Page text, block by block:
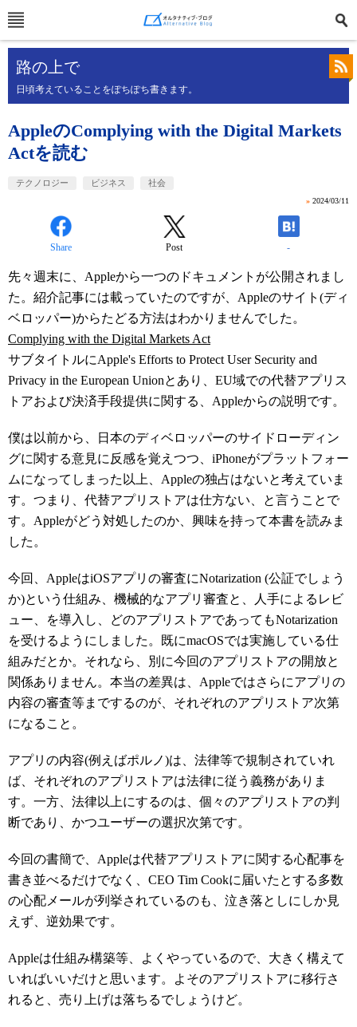
路の上で
日頃考えていることをぽちぽち書きます。
AppleのComplying with the Digital Markets
Actを読む
テクノロジー ビジネス 社会
» 2024/03/11
Share Post -
先々週末に、Appleから一つのドキュメントが公開されまし
た。紹介記事には載っていたのですが、Appleのサイト(ディ
ベロッパー)からたどる方法はわかりませんでした。
Complying with the Digital Markets Act
サブタイトルにApple's Efforts to Protect User Security and
Privacy in the European Unionとあり、EU域での代替アプリス
トアおよび決済手段提供に関する、Appleからの説明です。
僕は以前から、日本のディベロッパーのサイドローディン
グに関する意見に反感を覚えつつ、iPhoneがプラットフォー
ムになってしまった以上、Appleの独占はないと考えていま
す。つまり、代替アプリストアは仕方ない、と言うことで
す。Appleがどう対処したのか、興味を持って本書を読みま
した。
今回、AppleはiOSアプリの審査にNotarization (公証でしょう
か)という仕組み、機械的なアプリ審査と、人手によるレビ
ュー、を導入し、どのアプリストアであってもNotarization
を受けるようにしました。既にmacOSでは実施している仕
組みだとか。それなら、別に今回のアプリストアの開放と
関係ありません。本当の差異は、Appleではさらにアプリの
内容の審査等までするのが、それぞれのアプリストア次第
になること。
アプリの内容(例えばポルノ)は、法律等で規制されていれ
ば、それぞれのアプリストアは法律に従う義務がありま
す。一方、法律以上にするのは、個々のアプリストアの判
断であり、かつユーザーの選択次第です。
今回の書簡で、Appleは代替アプリストアに関する心配事を
書き並べるだけでなく、CEO Tim Cookに届いたとする多数
の心配メールが列挙されているのも、泣き落としにしか見
えず、逆効果です。
Appleは仕組み構築等、よくやっているので、大きく構えて
いればいいだけと思います。よそのアプリストアに移行さ
れると、売り上げは落ちるでしょうけど。